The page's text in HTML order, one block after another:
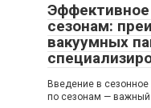
Эффективное
сезонам:
вакуумных
Введение в
по сезонам — важный